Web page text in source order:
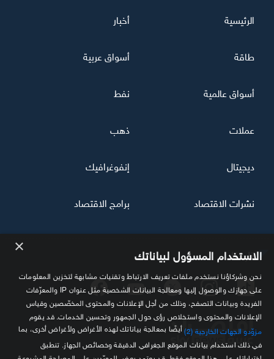
تابعنا
الرئيسية أخبار
طاقة أسواق عربية
أسواق عالمية نفط
عملات ذهب
ديجيتال إنفوغرافيك
نشرات الاقتصاد برامج الاقتصاد
× الاستخدام المسؤول لبياناتك
نحن وشركاؤنا نستخدم ملفات تعريف الارتباط وتقنيات مشابهة لتخزين المعلومات
على جهازك والوصول إليها ومعالجة البيانات الشخصية مثل عنوان IP والمعرّفات
الفريدة وبيانات التصفح، وذلك من أجل الإعلانات والمحتوى المخصّصين وقياس
الإعلانات والمحتوى واستخلاص رؤى حول الجمهور وتحسين الخدمات. قد يقوم
مزوّدو الجهات الخارجية (2)
أيضًا بمعالجة بياناتك لهذه الأغراض ولأغراض أخرى، بما
في ذلك استخدام بيانات الموقع الجغرافي الدقيقة وخصائص الجهاز. تنطبق
اختياراتك على هذا الموقع فقط. قد يعتمد بعض المورّدين على المصلحة المشروعة